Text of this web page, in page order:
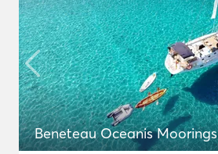
Beneteau Oceanis Moorings